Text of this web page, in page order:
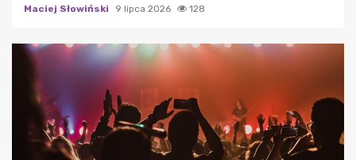
Maciej Słowiński 9 lipca 2026 128